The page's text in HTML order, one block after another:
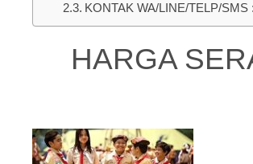
KONTAK WA/LINE/TELP/SMS
HARGA